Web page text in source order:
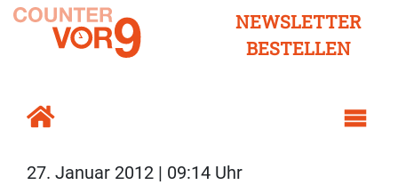
NEWSLETTER
BESTELLEN
27. Januar 2012 | 09:14 Uhr